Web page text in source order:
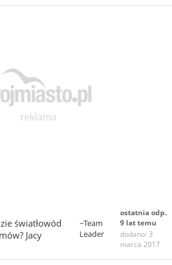
światłowód
Jacy
~Team
Leader
ostatnia odp.
9 lat temu
dodano: 3
marca 2017